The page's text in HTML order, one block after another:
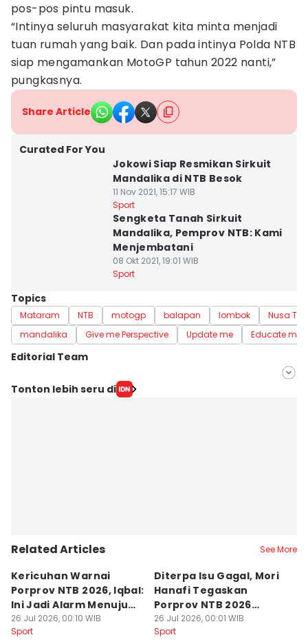
pos-pos pintu masuk.
“Intinya seluruh masyarakat kita minta menjadi
tuan rumah yang baik. Dan pada intinya Polda NTB
siap mengamankan MotoGP tahun 2022 nanti,”
pungkasnya.
Share Article
Curated For You
Jokowi Siap Resmikan Sirkuit
Mandalika di NTB Besok
11 Nov 2021, 15:17 WIB
Sport
Sengketa Tanah Sirkuit
Mandalika, Pemprov NTB: Kami
Menjembatani
08 Okt 2021, 19:01 WIB
Sport
Topics
Mataram NTB motogp balapan lombok
Nusa
mandalika
Give me Perspective Update me Educate me
Editorial Team
Editor
Tonton lebih seru di
Related Articles See More
Kericuhan Warnai
Porprov NTB 2026, Iqbal:
Ini Jadi Alarm Menuju
PON 2028
26 Jul 2026, 00:10 WIB
Sport
Diterpa Isu Gagal, Mori
Hanafi Tegaskan
Porprov NTB 2026
Sukses Digelar
26 Jul 2026, 00:01 WIB
Sport